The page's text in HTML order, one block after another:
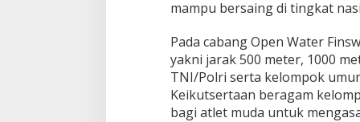
mampu bersaing di tingkat
Pada cabang Open Water
yakni jarak 500 meter, 1000
TNI/Polri serta kelompok
Keikutsertaan beragam
bagi atlet muda untuk